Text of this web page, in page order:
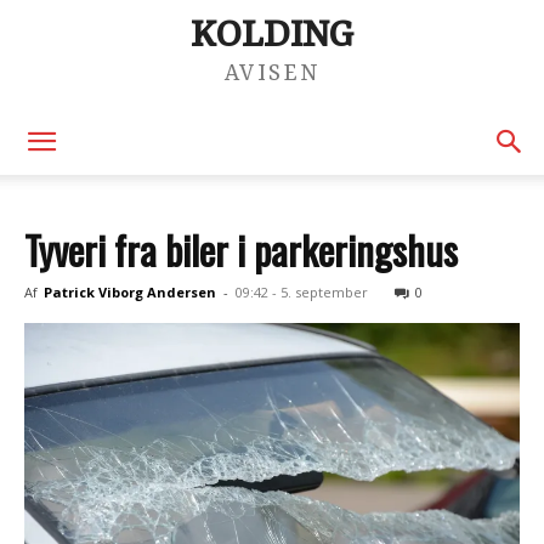
KOLDING
AVISEN
Tyveri fra biler i parkeringshus
Af Patrick Viborg Andersen - 09:42 - 5. september 0